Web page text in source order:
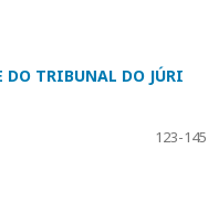
TRIBUNAL DO JÚRI
123-145